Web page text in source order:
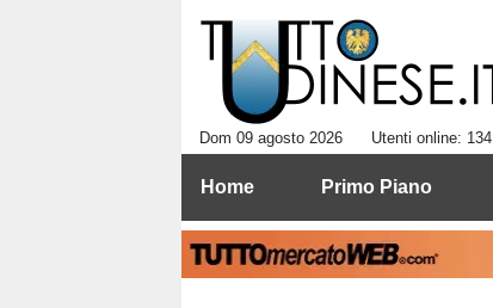
Dom 09 agosto 2026 Utenti online: 134
Home Primo Piano